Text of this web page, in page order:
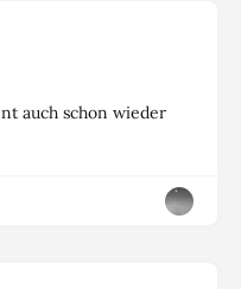
auch schon wieder